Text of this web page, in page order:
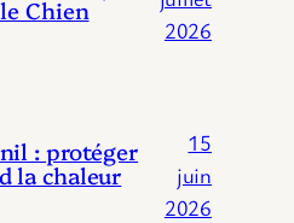
Chien
2026
: protéger
la chaleur
15
juin
2026